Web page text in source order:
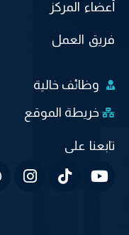
أعضاء المركز
فريق العمل
وظائف خالية
خريطة الموقع